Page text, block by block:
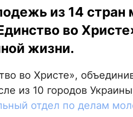
из 14 стран
во
жизни.
во Христе»,
из 10 городов
отдел по делам